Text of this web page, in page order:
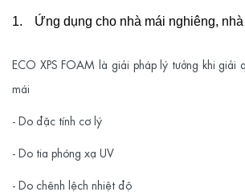
1. Ứng dụng cho nhà mái nghiêng,
ECO XPS FOAM là giải pháp lý tưởng khi giải
mái
- Do đặc tính cơ lý
- Do tia phóng xạ UV
- Do chênh lệch nhiệt độ